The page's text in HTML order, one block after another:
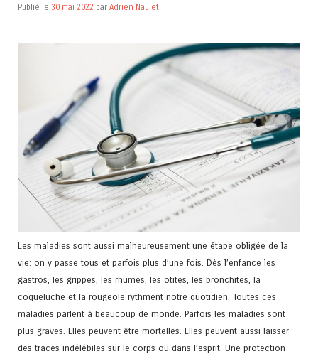
Publié le 30 mai 2022 par Adrien Naulet
Les maladies sont aussi malheureusement une étape obligée de la
vie: on y passe tous et parfois plus d’une fois. Dès l’enfance les
gastros, les grippes, les rhumes, les otites, les bronchites, la
coqueluche et la rougeole rythment notre quotidien. Toutes ces
maladies parlent à beaucoup de monde. Parfois les maladies sont
plus graves. Elles peuvent être mortelles. Elles peuvent aussi laisser
des traces indélébiles sur le corps ou dans l’esprit. Une protection